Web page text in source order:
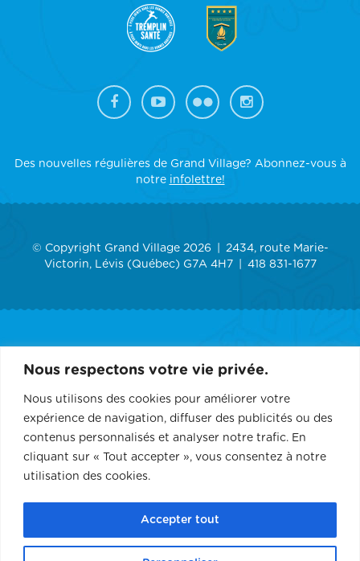
Nous respectons votre vie privée.
Nous utilisons des cookies pour améliorer votre
expérience de navigation, diffuser des publicités ou des
contenus personnalisés et analyser notre trafic. En
cliquant sur « Tout accepter », vous consentez à notre
utilisation des cookies.
Accepter tout
Des nouvelles régulières de Grand Village? Abonnez-vous à
notre infolettre!
© Copyright Grand Village 2026
2434, route Marie-
Victorin, Lévis (Québec) G7A 4H7
418 831-1677
GRAND VILLAGE
SERVICES
RÉCEPTION ET ÉVÉNEMENT
CONTACT